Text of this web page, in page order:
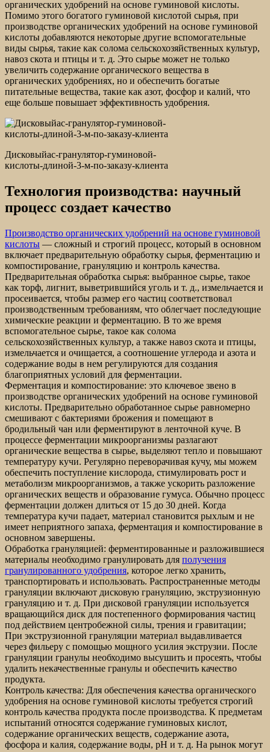
органических удобрений на основе гуминовой кислоты.
Помимо этого богатого гуминовой кислотой сырья, при
производстве органических удобрений на основе гуминовой
кислоты добавляются некоторые другие вспомогательные
виды сырья, такие как солома сельскохозяйственных культур,
навоз скота и птицы и т. д. Это сырье может не только
увеличить содержание органического вещества в
органических удобрениях, но и обеспечить богатые
питательные вещества, такие как азот, фосфор и калий, что
еще больше повышает эффективность удобрения.
Дисковыйac-гранулятор-гуминовой-
кислоты-длиной-3-м-по-заказу-клиента
Технология производства: научный
процесс создает качество
Производство органических удобрений на основе гуминовой
кислоты — сложный и строгий процесс, который в основном
включает предварительную обработку сырья, ферментацию и
компостирование, грануляцию и контроль качества.
Предварительная обработка сырья: выбранное сырье, такое
как торф, лигнит, выветрившийся уголь и т. д., измельчается и
просеивается, чтобы размер его частиц соответствовал
производственным требованиям, что облегчает последующие
химические реакции и ферментацию. В то же время
вспомогательное сырье, такое как солома
сельскохозяйственных культур, а также навоз скота и птицы,
измельчается и очищается, а соотношение углерода и азота и
содержание воды в нем регулируются для создания
благоприятных условий для ферментации.
Ферментация и компостирование: это ключевое звено в
производстве органических удобрений на основе гуминовой
кислоты. Предварительно обработанное сырье равномерно
смешивают с бактериями брожения и помещают в
бродильный чан или ферментируют в ленточной куче. В
процессе ферментации микроорганизмы разлагают
органические вещества в сырье, выделяют тепло и повышают
температуру кучи. Регулярно переворачивая кучу, мы можем
обеспечить поступление кислорода, стимулировать рост и
метаболизм микроорганизмов, а также ускорить разложение
органических веществ и образование гумуса. Обычно процесс
ферментации должен длиться от 15 до 30 дней. Когда
температура кучи падает, материал становится рыхлым и не
имеет неприятного запаха, ферментация и компостирование в
основном завершены.
Обработка грануляцией: ферментированные и разложившиеся
материалы необходимо гранулировать для получения
гранулированного удобрения, которое легко хранить,
транспортировать и использовать. Распространенные методы
грануляции включают дисковую грануляцию, экструзионную
грануляцию и т. д. При дисковой грануляции используется
вращающийся диск для постепенного формирования частиц
под действием центробежной силы, трения и гравитации;
При экструзионной грануляции материал выдавливается
через фильеру с помощью мощного усилия экструзии. После
грануляции гранулы необходимо высушить и просеять, чтобы
удалить некачественные гранулы и обеспечить качество
продукта.
Контроль качества: Для обеспечения качества органического
удобрения на основе гуминовой кислоты требуется строгий
контроль качества продукта после производства. К предметам
испытаний относятся содержание гуминовых кислот,
содержание органических веществ, содержание азота,
фосфора и калия, содержание воды, pH и т. д. На рынок могут